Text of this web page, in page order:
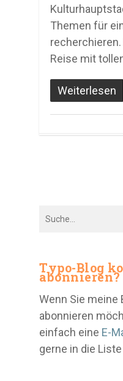
Themen für
Reise mit
Weiterlesen
Typo-Blog
abonnieren?
Wenn Sie meine
abonnieren
einfach eine E-
gerne in die